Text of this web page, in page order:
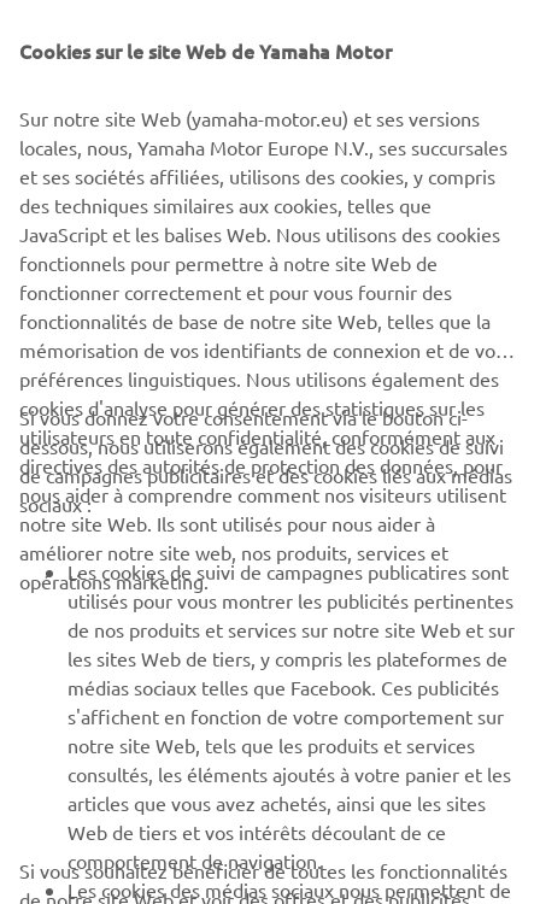
plastique vintage, tout en conservant ce style tout-terrain
XSR700 « SWANK RALLY »
PAR DEUS
CORPORATE
PROS & B2B
PLUS YAMAHA
SUPPORT
NEWSLETTER
Découvrez en exclusivité les dernières offres, les événements
spéciaux, les nouveautés et bien plus encore
Cookies sur le site Web de Yamaha Motor
Sur notre site Web (yamaha-motor.eu) et ses versions
locales, nous, Yamaha Motor Europe N.V., ses succursales
et ses sociétés affiliées, utilisons des cookies, y compris
des techniques similaires aux cookies, telles que
JavaScript et les balises Web. Nous utilisons des cookies
fonctionnels pour permettre à notre site Web de
fonctionner correctement et pour vous fournir des
fonctionnalités de base de notre site Web, telles que la
mémorisation de vos identifiants de connexion et de vos
préférences linguistiques. Nous utilisons également des
cookies d'analyse pour générer des statistiques sur les
utilisateurs en toute confidentialité, conformément aux
directives des autorités de protection des données, pour
nous aider à comprendre comment nos visiteurs utilisent
notre site Web. Ils sont utilisés pour nous aider à
améliorer notre site web, nos produits, services et
opérations marketing.
Si vous donnez votre consentement via le bouton ci-
dessous, nous utiliserons également des cookies de suivi
de campagnes publicitaires et des cookies liés aux médias
sociaux :
Les cookies de suivi de campagnes publicatires sont
utilisés pour vous montrer les publicités pertinentes
de nos produits et services sur notre site Web et sur
les sites Web de tiers, y compris les plateformes de
médias sociaux telles que Facebook. Ces publicités
s'affichent en fonction de votre comportement sur
notre site Web, tels que les produits et services
consultés, les éléments ajoutés à votre panier et les
articles que vous avez achetés, ainsi que les sites
Web de tiers et vos intérêts découlant de ce
comportement de navigation.
Les cookies des médias sociaux nous permettent de
Si vous souhaitez bénéficier de toutes les fonctionnalités
de notre site Web et voir des offres et des publicités